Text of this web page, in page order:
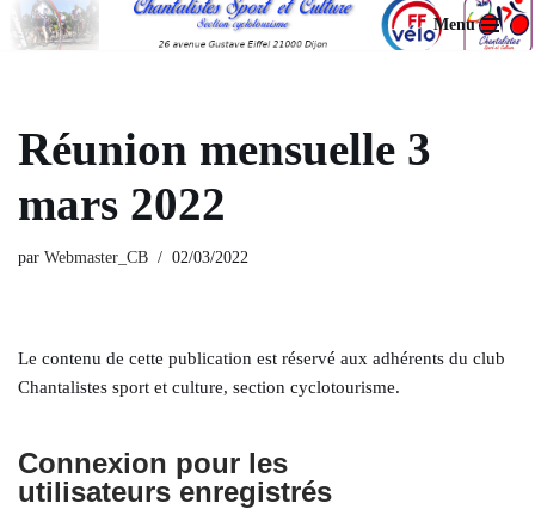
Menu
Réunion mensuelle 3
mars 2022
par Webmaster_CB 02/03/2022
Le contenu de cette publication est réservé aux adhérents du club
Chantalistes sport et culture, section cyclotourisme.
Connexion pour les
utilisateurs enregistrés